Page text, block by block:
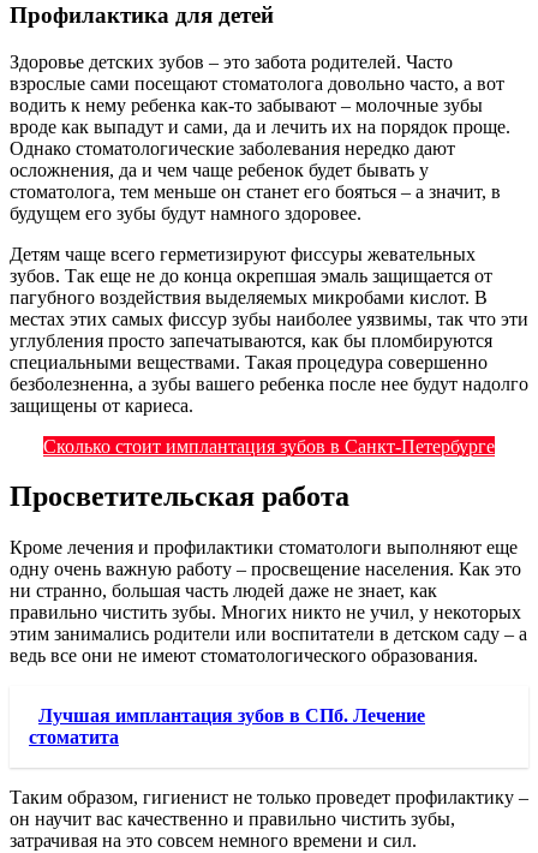
Профилактика для детей
Здоровье детских зубов – это забота родителей. Часто
взрослые сами посещают стоматолога довольно часто, а вот
водить к нему ребенка как-то забывают – молочные зубы
вроде как выпадут и сами, да и лечить их на порядок проще.
Однако стоматологические заболевания нередко дают
осложнения, да и чем чаще ребенок будет бывать у
стоматолога, тем меньше он станет его бояться – а значит, в
будущем его зубы будут намного здоровее.
Детям чаще всего герметизируют фиссуры жевательных
зубов. Так еще не до конца окрепшая эмаль защищается от
пагубного воздействия выделяемых микробами кислот. В
местах этих самых фиссур зубы наиболее уязвимы, так что эти
углубления просто запечатываются, как бы пломбируются
специальными веществами. Такая процедура совершенно
безболезненна, а зубы вашего ребенка после нее будут надолго
защищены от кариеса.
Сколько стоит имплантация зубов в Санкт-Петербурге
Просветительская работа
Кроме лечения и профилактики стоматологи выполняют еще
одну очень важную работу – просвещение населения. Как это
ни странно, большая часть людей даже не знает, как
правильно чистить зубы. Многих никто не учил, у некоторых
этим занимались родители или воспитатели в детском саду – а
ведь все они не имеют стоматологического образования.
Лучшая имплантация зубов в СПб. Лечение
стоматита
Таким образом, гигиенист не только проведет профилактику –
он научит вас качественно и правильно чистить зубы,
затрачивая на это совсем немного времени и сил.